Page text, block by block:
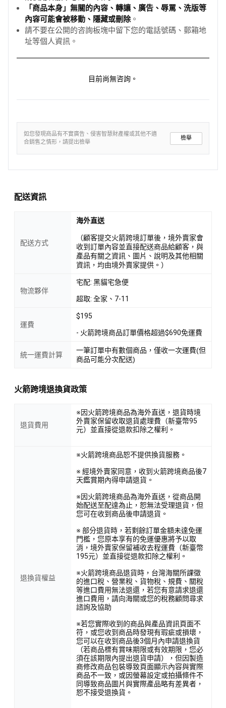
「商品本身」無關的內容、轉讓、廣告、辱罵、洗版等
內容可能會被移動、隱藏或刪除。
請不要在公開的咨詢板塊中留下您的電話號碼、郵箱地
址等個人資訊。
目前尚無咨詢。
如您發現商品有不實廣告、侵害智慧財產權或其他不適
合銷售之情形，請提出檢舉
檢舉
配送資訊
配送方式
海外直送
（顧客提交火箭跨境訂單後，境外賣家會
收到訂單內容並直接配送商品給顧客，與
產品有關之資訊、圖片、說明及其他相關
資訊，均由境外賣家提供。）
物流夥伴
宅配: 黑貓宅急便
超取: 全家、7-11
運費
$195
- 火箭跨境商品訂單價格超過$690免運費
統一運費計算
一筆訂單中有數個商品，僅收一次運費(但
商品可能分次配送)
火箭跨境退換貨政策
退貨費用
※因火箭跨境商品為海外直送，退貨時境
外賣家保留收取退貨處理費（新臺幣95
元）並直接從退款扣除之權利。
退換貨權益
※火箭跨境商品恕不提供換貨服務。
※ 經境外賣家同意，收到火箭跨境商品後7
天鑑賞期內得申請退貨。
※因火箭跨境商品為海外直送，從商品開
始配送至配達為止，恕無法受理退貨，但
您可在收到商品後申請退貨。
※ 部分退貨時，若剩餘訂單金額未達免運
門檻，您原本享有的免運優惠將予以取
消，境外賣家保留補收去程運費（新臺幣
195元）並直接從退款扣除之權利。
※火箭跨境商品退貨時，台灣海關所課徵
的進口稅、營業稅、貨物稅、規費、關稅
等進口費用無法退還，若您有意請求退還
進口費用，請向海關或您的稅務顧問尋求
諮詢及協助
※若您實際收到的商品與產品資訊頁面不
符，或您收到商品時發現有瑕疵或損壞，
您可以在收到商品後3個月內申請退換貨
（若商品標有賞味期限或有效期限，您必
須在該期限內提出退貨申請），但因製造
商修改商品包裝導致頁面顯示內容與實際
商品不一致，或因螢幕設定或拍攝條件不
同導致商品圖片與實際產品略有差異者，
恕不接受退換貨。